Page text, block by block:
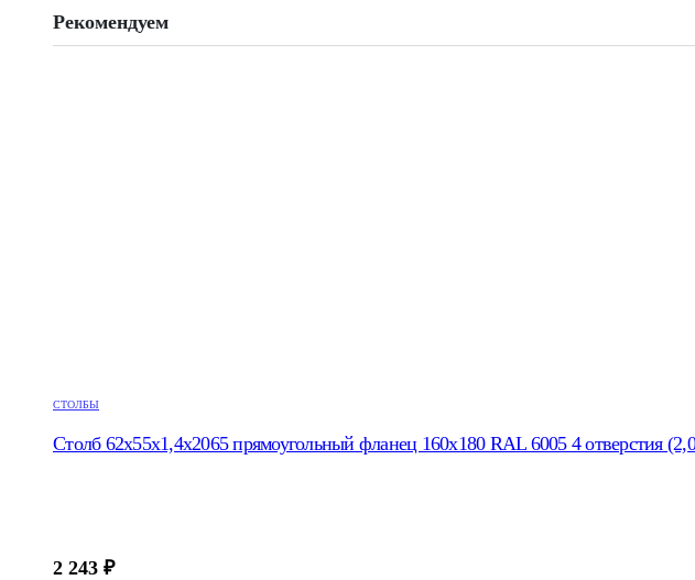
Рекомендуем
СТОЛБЫ
Столб 62х55х1,4х2065 прямоугольный фланец 160х180 RAL 6005 4 отверстия
2 243 ₽